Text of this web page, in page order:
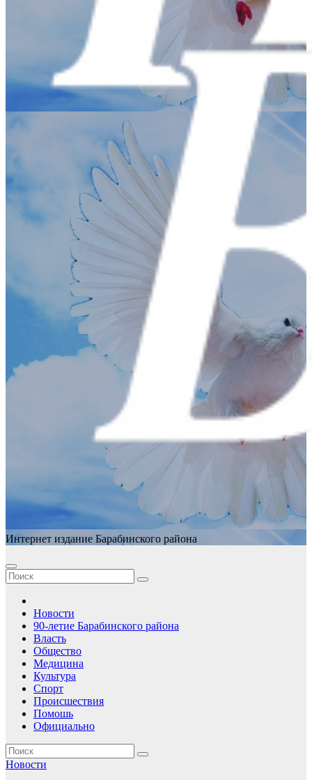
Интернет издание Барабинского района
Новости
90-летие Барабинского района
Власть
Общество
Медицина
Культура
Спорт
Происшествия
Помошь
Официально
Новости